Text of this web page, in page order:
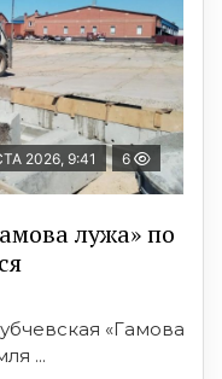
2026, 9:41 6
лужа» по
«Гамова
...